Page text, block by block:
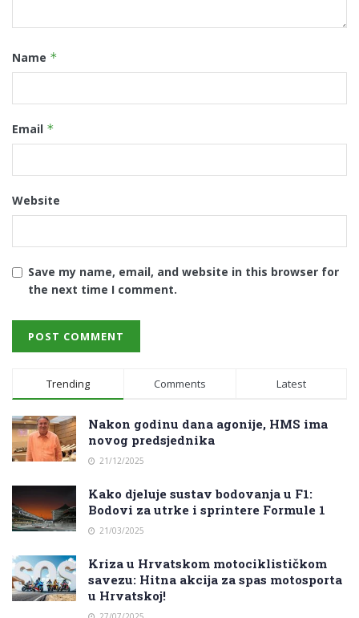
Name *
Email *
Website
Save my name, email, and website in this browser for
the next time I comment.
Trending Comments Latest
Nakon godinu dana agonije, HMS ima
novog predsjednika
21/12/2025
Kako djeluje sustav bodovanja u F1:
Bodovi za utrke i sprintere Formule 1
21/03/2025
Kriza u Hrvatskom motociklističkom
savezu: Hitna akcija za spas motosporta
u Hrvatskoj!